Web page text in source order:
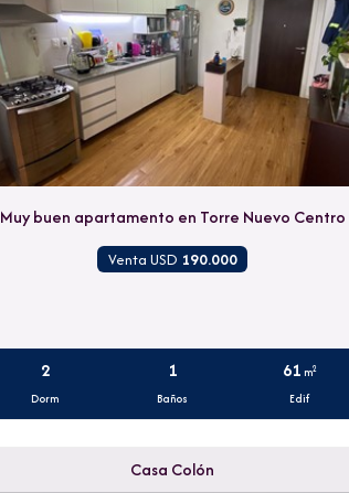
Muy buen apartamento en Torre Nuevo Centro
Venta USD 190.000
2
Dorm
1
Baños
61 m2
Edif
Casa Colón